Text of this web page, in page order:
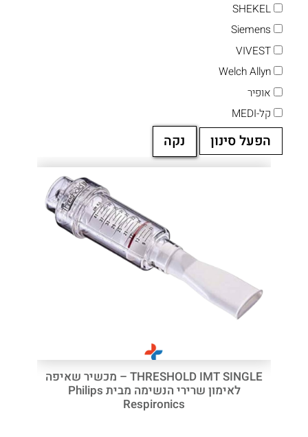
SHEKEL
Siemens
VIVEST
Welch Allyn
אופיר
קל-MEDI
THRESHOLD IMT SINGLE – מכשיר שאיפה
לאימון שרירי הנשימה מבית Philips
Respironics